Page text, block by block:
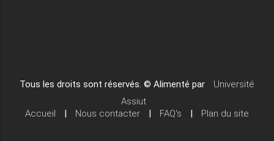
Tous les droits sont réservés. © Alimenté par
Université
Assiut
Accueil
| Nous contacter | FAQ's | Plan du site